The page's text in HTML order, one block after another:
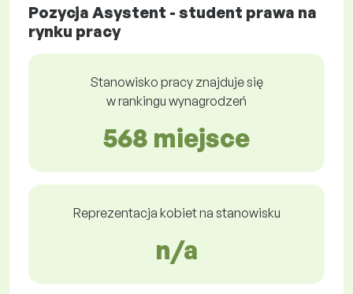
Pozycja Asystent - student prawa na
rynku pracy
Stanowisko pracy znajduje się
w rankingu wynagrodzeń
568 miejsce
Reprezentacja kobiet na stanowisku
n/a